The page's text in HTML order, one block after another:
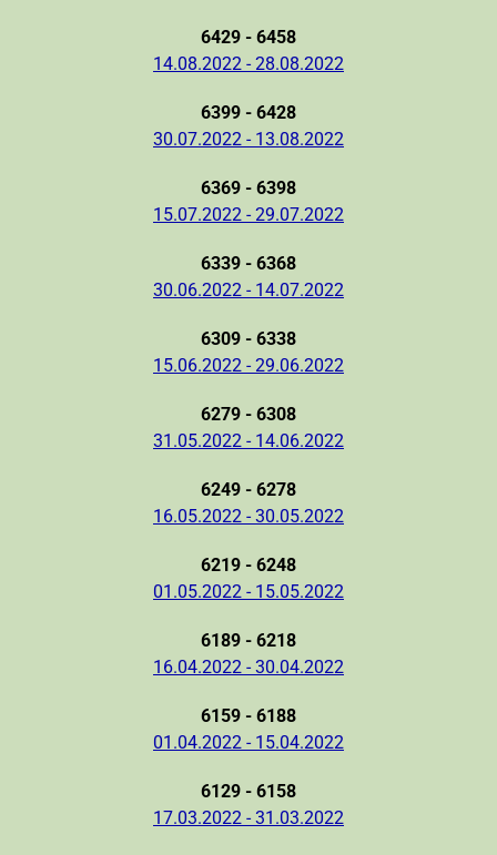
6429 - 6458
14.08.2022 - 28.08.2022
6399 - 6428
30.07.2022 - 13.08.2022
6369 - 6398
15.07.2022 - 29.07.2022
6339 - 6368
30.06.2022 - 14.07.2022
6309 - 6338
15.06.2022 - 29.06.2022
6279 - 6308
31.05.2022 - 14.06.2022
6249 - 6278
16.05.2022 - 30.05.2022
6219 - 6248
01.05.2022 - 15.05.2022
6189 - 6218
16.04.2022 - 30.04.2022
6159 - 6188
01.04.2022 - 15.04.2022
6129 - 6158
17.03.2022 - 31.03.2022